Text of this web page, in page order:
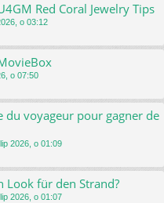
Red Coral Jewelry Tips
o 03:12
o 07:50
du voyageur pour gagner de
2026, o 01:09
Look für den Strand?
2026, o 01:07